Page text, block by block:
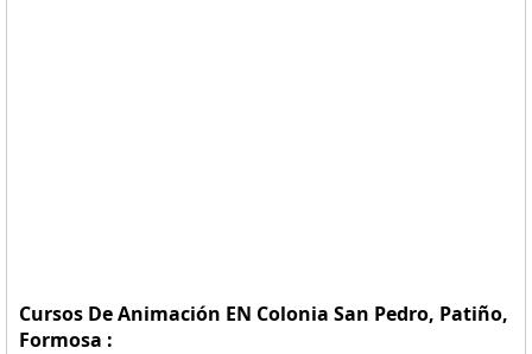
Cursos De Animación EN Colonia San Pedro, Patiño,
Formosa :